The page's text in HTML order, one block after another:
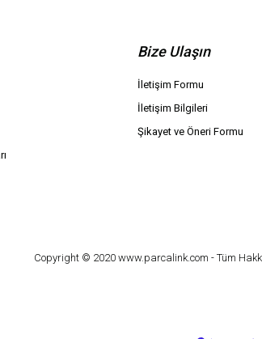
Bize Ulaşın
İletişim Formu
İletişim Bilgileri
Şikayet ve Öneri Formu
Copyright © 2020 www.parcalink.com - Tüm